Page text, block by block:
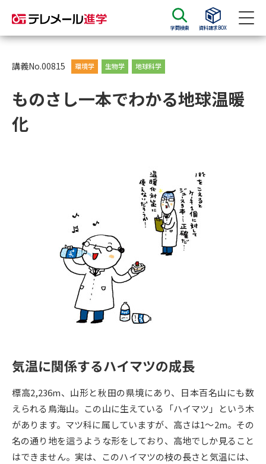
学問検索 資料請求BOX
資料請求
大学・短大の資料種類から請求
募集要項＆願書
大学・短大以外の資料から請求
専門学校の資料請求 大学院の資料請求
留学・進学関連、塾・予備校
大学入学共通テスト「受験上の
幼稚園教員資格認定試験 小学校教員資格認定試験
高等学校（情報）教員資格認定
試験
大学研究 大学検索
講義No.00815 環境学 生物学 地球科学
ものさし一本でわかる地球温暖
化
気温に関係するハイマツの成長
標高2,236m、山形と秋田の県境にあり、日本百名山にも数
えられる鳥海山。この山に生えている「ハイマツ」という木
があります。マツ科に属していますが、高さは1～2m。その
名の通り地を這うような形をしており、高地でしか見ること
はできません。実は、このハイマツの枝の長さと気温には、